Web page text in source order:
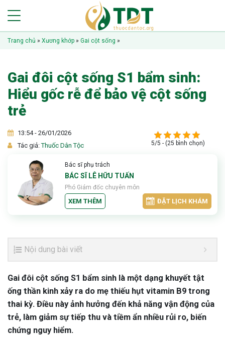
Trang chủ » Xương khớp » Gai cột sống »
Gai đôi cột sống S1 bẩm sinh:
Hiểu gốc rễ để bảo vệ cột sống
trẻ
13:54 - 26/01/2026
Tác giả:Thuốc Dân Tộc 5/5 - (25 bình chọn)
Bác sĩ phụ trách
BÁC SĨ LÊ HỮU TUẤN
Phó Giám đốc chuyên môn
XEM THÊM ĐẶT LỊCH KHÁM
Nội dung bài viết
Gai đôi cột sống S1 bẩm sinh là một dạng khuyết tật
ống thần kinh xảy ra do mẹ thiếu hụt vitamin B9 trong
thai kỳ. Điều này ảnh hưởng đến khả năng vận động của
trẻ, làm giảm sự tiếp thu và tiềm ẩn nhiều rủi ro, biến
chứng nguy hiểm.